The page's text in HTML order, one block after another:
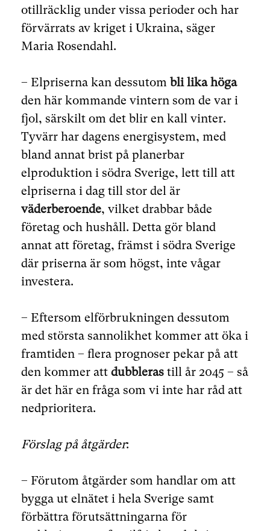
otillräcklig under vissa perioder och har
förvärrats av kriget i Ukraina, säger
Maria Rosendahl.
– Elpriserna kan dessutom bli lika höga
den här kommande vintern som de var i
fjol, särskilt om det blir en kall vinter.
Tyvärr har dagens energisystem, med
bland annat brist på planerbar
elproduktion i södra Sverige, lett till att
elpriserna i dag till stor del är
väderberoende, vilket drabbar både
företag och hushåll. Detta gör bland
annat att företag, främst i södra Sverige
där priserna är som högst, inte vågar
investera.
– Eftersom elförbrukningen dessutom
med största sannolikhet kommer att öka i
framtiden – flera prognoser pekar på att
den kommer att dubbleras till år 2045 – så
är det här en fråga som vi inte har råd att
nedprioritera.
Förslag på åtgärder:
– Förutom åtgärder som handlar om att
bygga ut elnätet i hela Sverige samt
förbättra förutsättningarna för